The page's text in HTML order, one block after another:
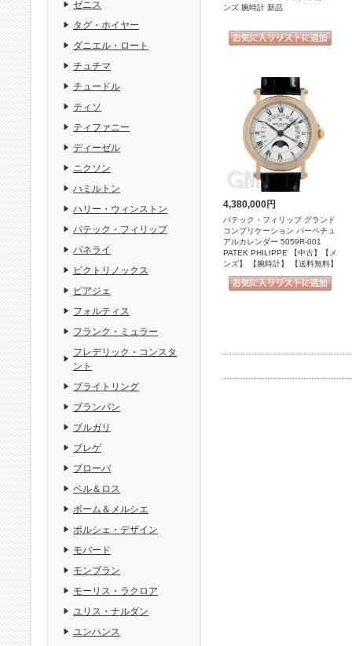
ンズ 腕時計 新品
4,380,000円
パテック・フィリップ グランド
コンプリケーション パーペチュ
アルカレンダー 5059R-001
PATEK PHILIPPE 【中古】【メ
ンズ】 【腕時計】 【送料無料】
ゼニス
タグ・ホイヤー
ダニエル・ロート
チュチマ
チュードル
ティソ
ティファニー
ディーゼル
ニクソン
ハミルトン
ハリー・ウィンストン
パテック・フィリップ
パネライ
ビクトリノックス
ピアジェ
フォルティス
フランク・ミュラー
フレデリック・コンスタ
ント
ブライトリング
ブランパン
ブルガリ
ブレゲ
ブローバ
ベル＆ロス
ボーム＆メルシエ
ポルシェ・デザイン
モバード
モンブラン
モーリス・ラクロア
ユリス・ナルダン
ユンハンス